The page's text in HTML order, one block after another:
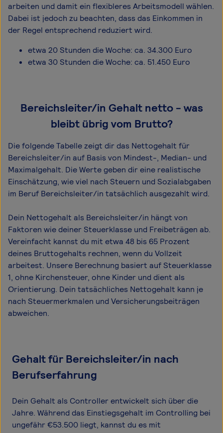
arbeiten und damit ein flexibleres Arbeitsmodell wählen.
Dabei ist jedoch zu beachten, dass das Einkommen in
der Regel entsprechend reduziert wird.
etwa 20 Stunden die Woche: ca. 34.300 Euro
etwa 30 Stunden die Woche: ca. 51.450 Euro
Bereichsleiter/in Gehalt netto - was
bleibt übrig vom Brutto?
Die folgende Tabelle zeigt dir das Netto­gehalt für
Bereichsleiter/in auf Basis von Mindest-, Median- und
Maximal­gehalt. Die Werte geben dir eine realistische
Einschätzung, wie viel nach Steuern und Sozialabgaben
im Beruf Bereichsleiter/in tatsächlich ausgezahlt wird.
Dein Nettogehalt als Bereichsleiter/in hängt von
Faktoren wie deiner Steuerklasse und Freibeträgen ab.
Vereinfacht kannst du mit etwa 48 bis 65 Prozent
deines Bruttogehalts rechnen, wenn du Vollzeit
arbeitest. Unsere Berechnung basiert auf Steuerklasse
1, ohne Kirchensteuer, ohne Kinder und dient als
Orientierung. Dein tatsächliches Nettogehalt kann je
nach Steuermerkmalen und Versicherungsbeiträgen
abweichen.
Gehalt für Bereichsleiter/in nach
Berufserfahrung
Dein Gehalt als Controller entwickelt sich über die
Jahre. Während das Einstiegsgehalt im Controlling bei
ungefähr €53.500 liegt, kannst du es mit